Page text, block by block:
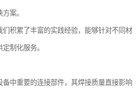
案。
积累了丰富的实践经验，能够针对不同材
制化服务。
备中重要的连接部件，其焊接质量直接影响